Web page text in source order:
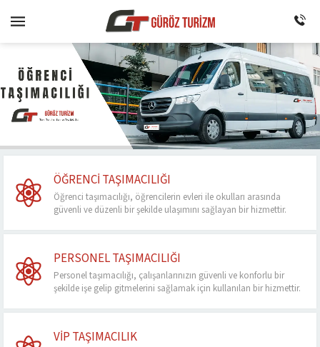
ÖĞRENCI TAŞIMACILIĞI
Öğrenci taşımacılığı, öğrencilerin evleri ile okulları arasında
güvenli ve düzenli bir şekilde ulaşımını sağlayan bir hizmettir.
PERSONEL TAŞIMACILIĞI
Personel taşımacılığı, çalışanlarınızın güvenli ve konforlu bir
şekilde işe gelip gitmelerini sağlamak için kullanılan bir hizmettir.
VİP TAŞIMACILIK